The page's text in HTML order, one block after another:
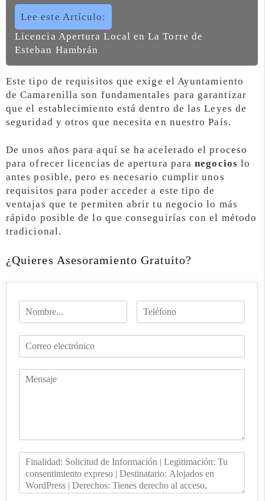
Lee este Artículo:
Licencia Apertura Local en La Torre de
Esteban Hambrán
Este tipo de requisitos que exige el Ayuntamiento
de Camarenilla son fundamentales para garantizar
que el establecimiento está dentro de las Leyes de
seguridad y otros que necesita en nuestro País.
De unos años para aquí se ha acelerado el proceso
para ofrecer licencias de apertura paranegocios lo
antes posible, pero es necesario cumplir unos
requisitos para poder acceder a este tipo de
ventajas que te permiten abrir tu negocio lo más
rápido posible de lo que conseguirías con el método
tradicional.
¿Quieres Asesoramiento Gratuito?